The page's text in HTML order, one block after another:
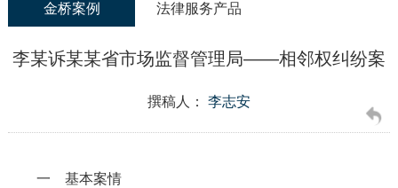
金桥案例 法律服务产品
李某诉某某省市场监督管理局——相邻权纠纷案
撰稿人： 李志安
一 基本案情